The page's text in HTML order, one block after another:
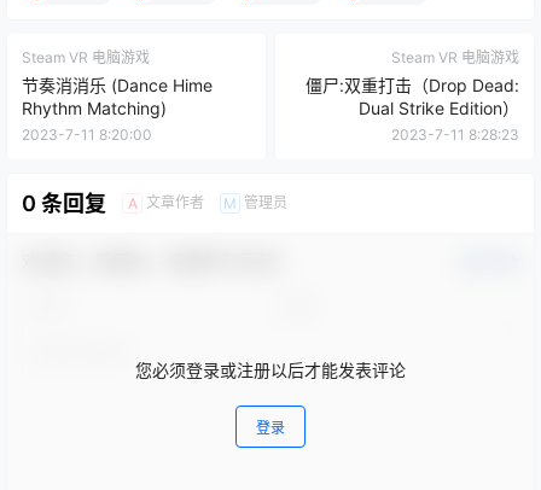
Steam VR 电脑游戏
节奏消消乐 (Dance Hime
Rhythm Matching)
2023-7-11 8:20:00
Steam VR 电脑游戏
僵尸:双重打击（Drop Dead:
Dual Strike Edition）
2023-7-11 8:28:23
0 条回复 A 文章作者 M 管理员
您必须登录或注册以后才能发表评论
登录